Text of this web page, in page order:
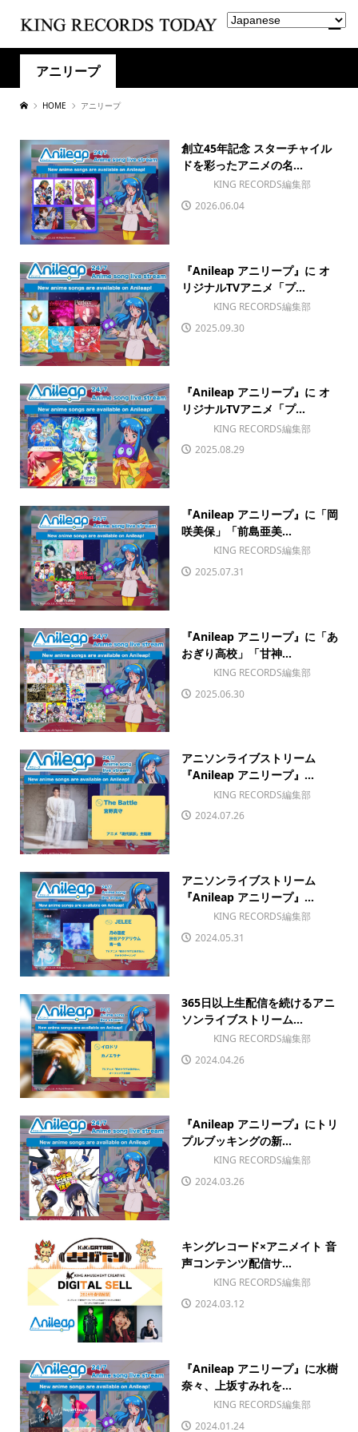
アニリープ
HOME アニリープ
創立45年記念 スターチャイル
ドを彩ったアニメの名...
KING RECORDS編集部
2026.06.04
『Anileap アニリープ』に オ
リジナルTVアニメ「プ...
KING RECORDS編集部
2025.09.30
『Anileap アニリープ』に オ
リジナルTVアニメ「プ...
KING RECORDS編集部
2025.08.29
『Anileap アニリープ』に「岡
咲美保」「前島亜美...
KING RECORDS編集部
2025.07.31
『Anileap アニリープ』に「あ
おぎり高校」「甘神...
KING RECORDS編集部
2025.06.30
アニソンライブストリーム
『Anileap アニリープ』...
KING RECORDS編集部
2024.07.26
アニソンライブストリーム
『Anileap アニリープ』...
KING RECORDS編集部
2024.05.31
365日以上生配信を続けるアニ
ソンライブストリーム...
KING RECORDS編集部
2024.04.26
『Anileap アニリープ』にトリ
プルブッキングの新...
KING RECORDS編集部
2024.03.26
キングレコード×アニメイト 音
声コンテンツ配信サ...
KING RECORDS編集部
2024.03.12
『Anileap アニリープ』に水樹
奈々、上坂すみれを...
KING RECORDS編集部
2024.01.24